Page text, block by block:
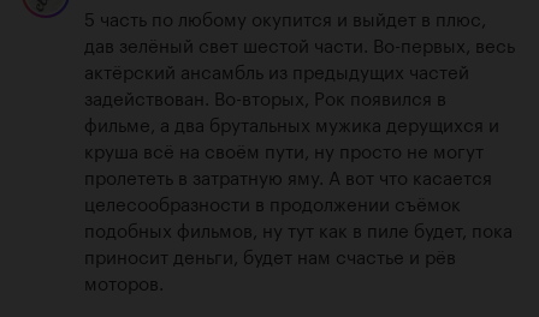
5 часть по любому окупится и выйдет в плюс,
дав зелёный свет шестой части. Во-первых, весь
актёрский ансамбль из предыдущих частей
задействован. Во-вторых, Рок появился в
фильме, а два брутальных мужика дерущихся и
круша всё на своём пути, ну просто не могут
пролететь в затратную яму. А вот что касается
целесообразности в продолжении съёмок
подобных фильмов, ну тут как в пиле будет, пока
приносит деньги, будет нам счастье и рёв
моторов.